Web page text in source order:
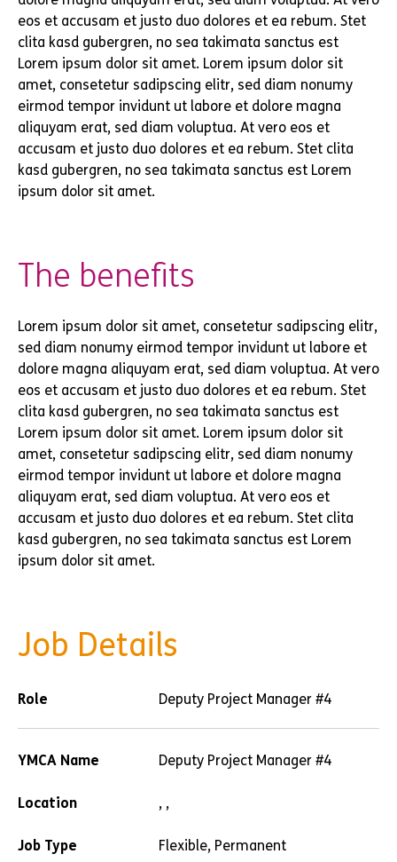
eos et accusam et justo duo dolores et ea rebum. Stet
clita kasd gubergren, no sea takimata sanctus est
Lorem ipsum dolor sit amet. Lorem ipsum dolor sit
amet, consetetur sadipscing elitr, sed diam nonumy
eirmod tempor invidunt ut labore et dolore magna
aliquyam erat, sed diam voluptua. At vero eos et
accusam et justo duo dolores et ea rebum. Stet clita
kasd gubergren, no sea takimata sanctus est Lorem
ipsum dolor sit amet.
The benefits
Lorem ipsum dolor sit amet, consetetur sadipscing elitr,
sed diam nonumy eirmod tempor invidunt ut labore et
dolore magna aliquyam erat, sed diam voluptua. At vero
eos et accusam et justo duo dolores et ea rebum. Stet
clita kasd gubergren, no sea takimata sanctus est
Lorem ipsum dolor sit amet. Lorem ipsum dolor sit
amet, consetetur sadipscing elitr, sed diam nonumy
eirmod tempor invidunt ut labore et dolore magna
aliquyam erat, sed diam voluptua. At vero eos et
accusam et justo duo dolores et ea rebum. Stet clita
kasd gubergren, no sea takimata sanctus est Lorem
ipsum dolor sit amet.
Job Details
Role Deputy Project Manager #4
YMCA Name Deputy Project Manager #4
Location , ,
Job Type Flexible, Permanent